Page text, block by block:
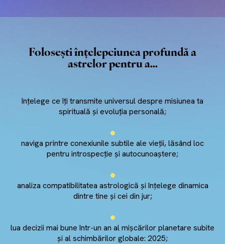
Folosești înțelepciunea profundă a
astrelor pentru a...
înțelege ce îți transmite universul despre misiunea ta
spirituală și evoluția personală;
naviga printre conexiunile subtile ale vieții, lăsând loc
pentru introspecție și autocunoaștere;
analiza compatibilitatea astrologică și înțelege dinamica
dintre tine și cei din jur;
lua decizii mai bune într-un an al mișcărilor planetare subite
și al schimbărilor globale: 2025;